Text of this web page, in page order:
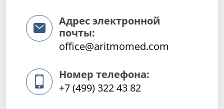
Адрес электронной
почты:
office@aritmomed.com
Номер телефона:
+7 (499) 322 43 82